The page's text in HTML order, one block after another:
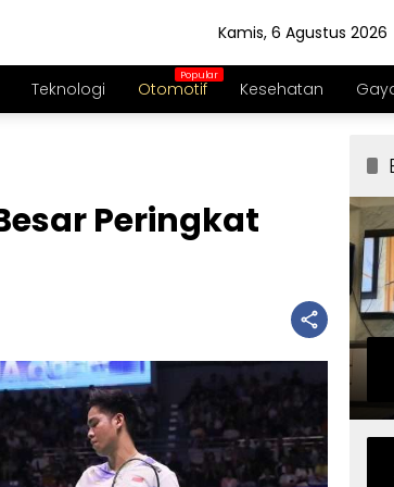
Kamis, 6 Agustus 2026
Teknologi Otomotif Kesehatan
Peringkat